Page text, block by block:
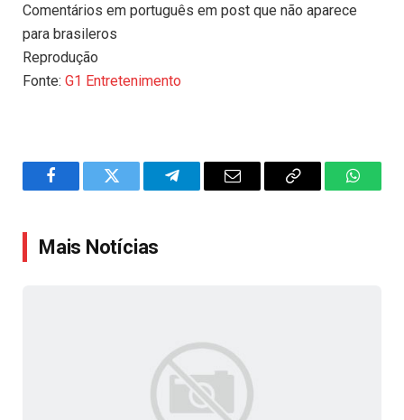
Comentários em português em post que não aparece
para brasileros
Reprodução
Fonte: G1 Entretenimento
FacebookTwitter TelegramEmail
Copy
Mais Notícias